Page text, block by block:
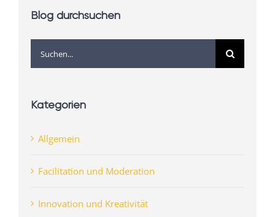
Blog durchsuchen
Suche
nach:
Kategorien
Allgemein
Facilitation und Moderation
Innovation und Kreativität